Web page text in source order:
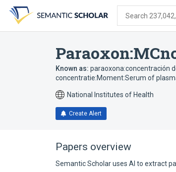
search
form
content
account
menu
Search
Known as: paraoxona:concentración
concentratie:Moment:Serum of
National Institutes of Health
Create Alert
Papers overview
Semantic Scholar uses AI to extract